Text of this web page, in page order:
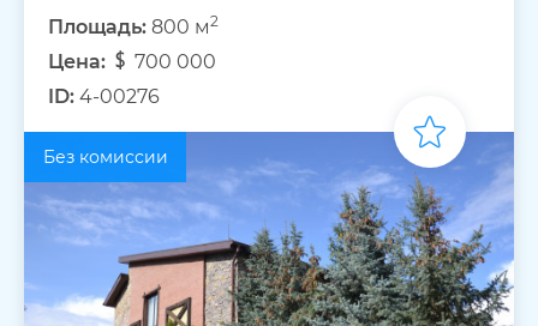
Площадь: 800 м2
Цена:
700 000
ID: 4-00276
Без комиссии